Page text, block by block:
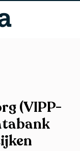
(VIPP-